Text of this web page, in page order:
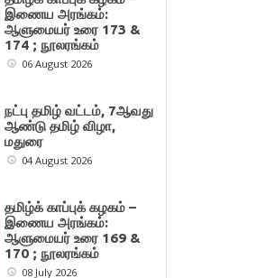
இணைய அரங்கம்:
ஆளுமையர் உரை 173 &
174 ; நூலரங்கம்
06 August 2026
நட்பு தமிழ் வட்டம், 7ஆவது
ஆண்டு தமிழ் விழா,
மதுரை
04 August 2026
தமிழ்க் காப்புக் கழகம் –
இணைய அரங்கம்:
ஆளுமையர் உரை 169 &
170 ; நூலரங்கம்
08 July 2026